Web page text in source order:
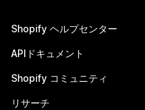
Shopify ヘルプセンター
APIドキュメント
Shopify コミュニティ
リサーチ